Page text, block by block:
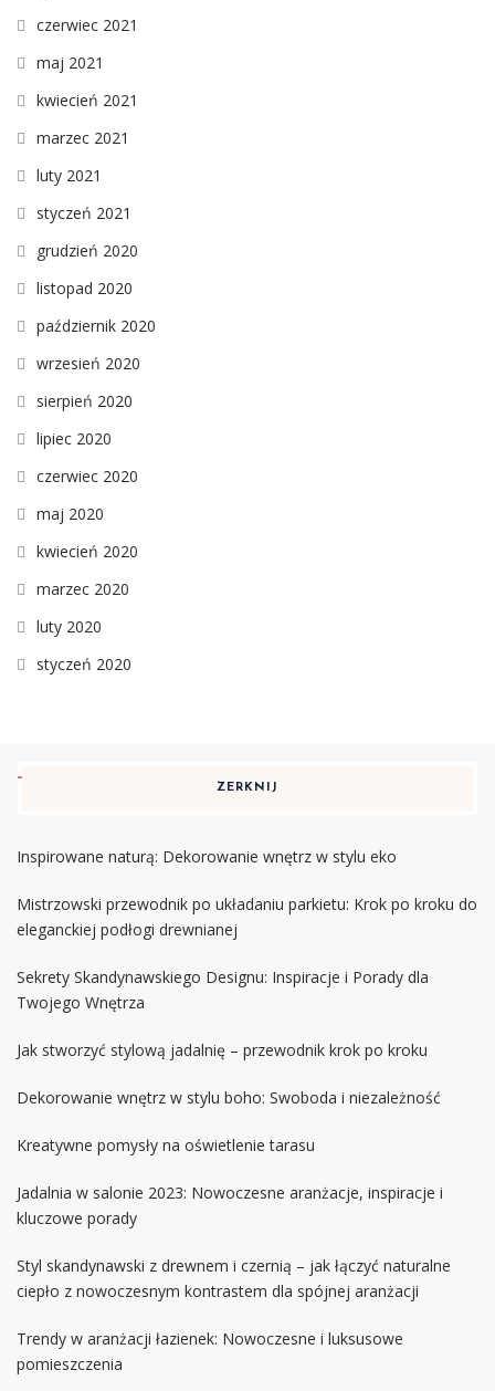
czerwiec 2021
maj 2021
kwiecień 2021
marzec 2021
luty 2021
styczeń 2021
grudzień 2020
listopad 2020
październik 2020
wrzesień 2020
sierpień 2020
lipiec 2020
czerwiec 2020
maj 2020
kwiecień 2020
marzec 2020
luty 2020
styczeń 2020
ZERKNIJ
Inspirowane naturą: Dekorowanie wnętrz w stylu eko
Mistrzowski przewodnik po układaniu parkietu: Krok po kroku do
eleganckiej podłogi drewnianej
Sekrety Skandynawskiego Designu: Inspiracje i Porady dla
Twojego Wnętrza
Jak stworzyć stylową jadalnię – przewodnik krok po kroku
Dekorowanie wnętrz w stylu boho: Swoboda i niezależność
Kreatywne pomysły na oświetlenie tarasu
Jadalnia w salonie 2023: Nowoczesne aranżacje, inspiracje i
kluczowe porady
Styl skandynawski z drewnem i czernią – jak łączyć naturalne
ciepło z nowoczesnym kontrastem dla spójnej aranżacji
Trendy w aranżacji łazienek: Nowoczesne i luksusowe
pomieszczenia